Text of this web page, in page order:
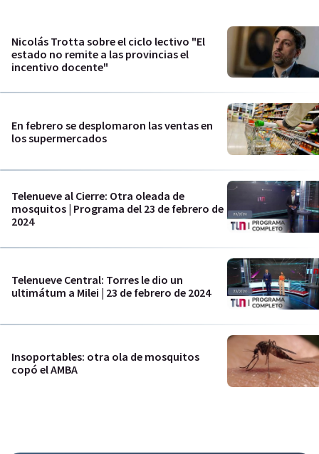
Nicolás Trotta sobre el ciclo lectivo "El
estado no remite a las provincias el
incentivo docente"
En febrero se desplomaron las ventas en
los supermercados
Telenueve al Cierre: Otra oleada de
mosquitos | Programa del 23 de febrero de
2024
Telenueve Central: Torres le dio un
ultimátum a Milei | 23 de febrero de 2024
Insoportables: otra ola de mosquitos
copó el AMBA